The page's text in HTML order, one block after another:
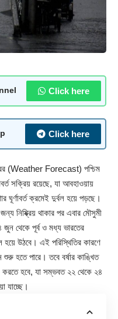
Click here
Click here
(Weather Forecast) পশ্চিম
সক্রিয় রয়েছে, যা আবহাওয়ায়
ক্রমেই দুর্বল হয়ে পড়ছে।
নিষ্ক্রিয় থাকার পর এবার মৌসুমী
থেকে পূর্ব ও মধ্য ভারতের
উঠবে। এই পরিস্থিতির কারণে
শুরু হতে পারে। তবে বর্ষার কাঙ্খিত
করতে হবে, যা সম্ভবত ২২ থেকে ২৪
যাচ্ছে।